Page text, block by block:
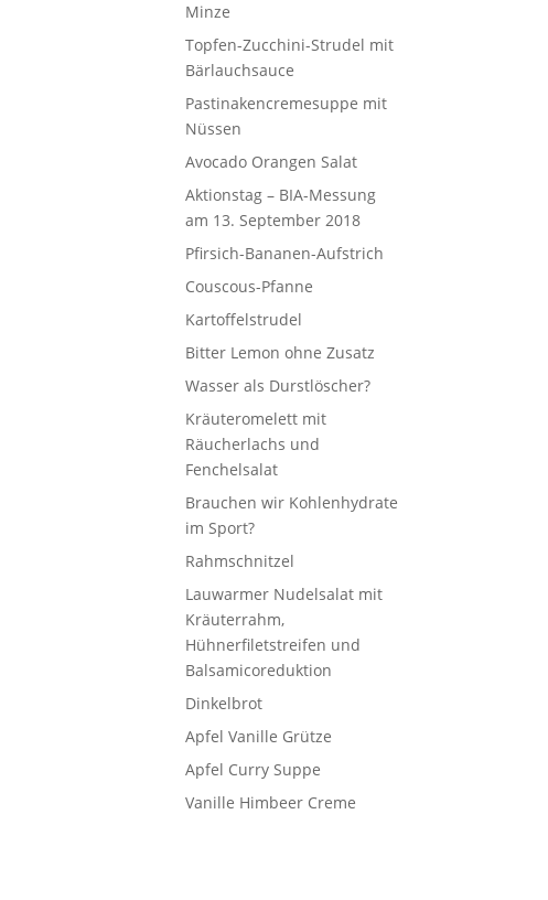
Minze
Topfen-Zucchini-Strudel mit
Bärlauchsauce
Pastinakencremesuppe mit
Nüssen
Avocado Orangen Salat
Aktionstag – BIA-Messung
am 13. September 2018
Pfirsich-Bananen-Aufstrich
Couscous-Pfanne
Kartoffelstrudel
Bitter Lemon ohne Zusatz
Wasser als Durstlöscher?
Kräuteromelett mit
Räucherlachs und
Fenchelsalat
Brauchen wir Kohlenhydrate
im Sport?
Rahmschnitzel
Lauwarmer Nudelsalat mit
Kräuterrahm,
Hühnerfiletstreifen und
Balsamicoreduktion
Dinkelbrot
Apfel Vanille Grütze
Apfel Curry Suppe
Vanille Himbeer Creme